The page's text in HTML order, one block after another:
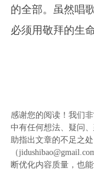
的全部。虽然唱
必须用敬拜的生
感谢您的阅读！我们
中有任何想法、疑问
助指出文章的不足之
（
断优化内容质量，也